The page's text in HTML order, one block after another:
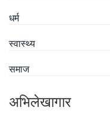
धर्म
स्वास्थ्य
समाज
अभिलेखागार